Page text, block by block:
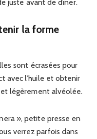
juste avant de dîner.
la forme
sont écrasées pour
avec l’huile et obtenir
légèrement alvéolée.
», petite presse en
verrez parfois dans